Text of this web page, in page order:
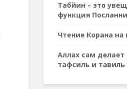
Табйин – это
функция
Чтение Корана на
Аллах сам делает
тафсиль и тавиль